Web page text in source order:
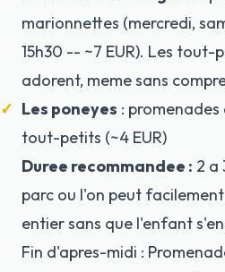
marionnettes (mercredi,
15h30 -- ~7 EUR). Les tout-
adorent, meme sans
Les poneyes : promenades
tout-petits (~4 EUR)
Duree recommandee : 2 a
parc ou l'on peut
entier sans que l'enfant
Fin d'apres-midi :